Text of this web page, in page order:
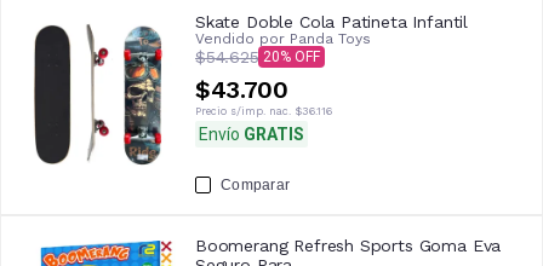
Skate Doble Cola Patineta Infantil
Vendido por Panda Toys
$54.625 20
$43.700
Precio s/imp. nac. $36.116
Envío GRATIS
Comparar
Boomerang Refresh Sports Goma Eva